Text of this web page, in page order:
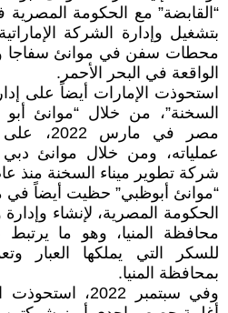
محطات سفن في موانئ سفاجا
الواقعة في البحر الأحمر.
استحوذت الإمارات أيضاً على
السخنة”، من خلال “موانئ
مصر في
شركة تطوير ميناء السخنة منذ عام
الحكومة المصرية، لإنشاء
محافظة المنيا، وهو ما
للسكر التي يملكها العبار
بمحافظة المنيا.
وفي سبتمبر 2022،